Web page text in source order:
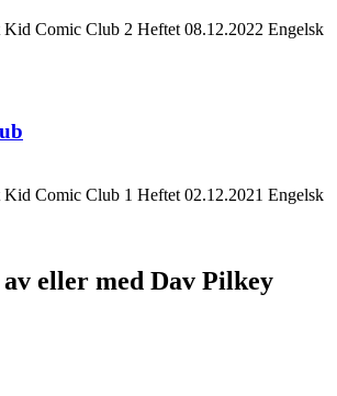
Kid Comic Club 2 Heftet 08.12.2022 Engelsk
Kid Comic Club 1 Heftet 02.12.2021 Engelsk
eller med Dav Pilkey